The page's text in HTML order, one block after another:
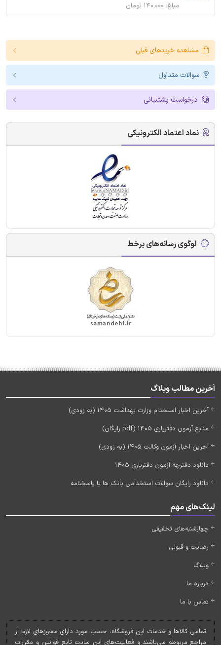
مبلغ: ۱۴۰,۰۰۰ تومان
مشاهده خریدهای قبلی
سوالات متداول
درخواست پشتیبانی
نماد اعتماد الکترونیکی
لوگوی رسانه‌های برخط
آخرین مطالب وبلاگ
آخرین اخبار استخدام وزارت بهداشت 1405 (به زودی)
منابع آزمون دفتریاری 1405 (pdf رایگان)
آخرین اخبار آزمون وکالت 1405 (به زودی)
دانلود دفترچه آزمون دفتریاری 1405
دانلود رایگان سوالات استخدامی بانک ها با پاسخنامه
لینک‌های مهم
چهارشنبه‌های تخفیفی
رضایت و قبولی
وبلاگ
درباره ما
تماس با ما
تمامی کالاها و خدمات اين فروشگاه، حسب مورد دارای مجوزهای لازم از
مراجع مربوطه می‌باشند و فعاليت‌های اين سايت تابع قوانين و مقررات